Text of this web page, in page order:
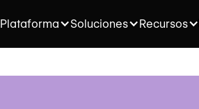
Plataforma Soluciones Recursos